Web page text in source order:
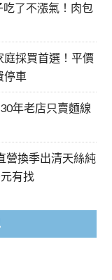
了不漲氣！肉包
庭採買首選！平價
停車
年老店只賣麵線
營換季出清天絲純
有找